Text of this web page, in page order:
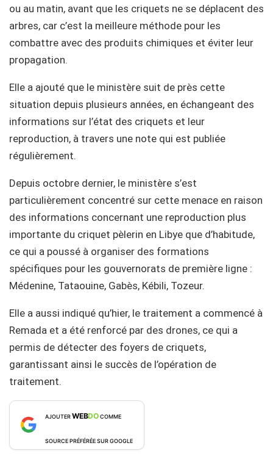
ou au matin, avant que les criquets ne se déplacent des
arbres, car c’est la meilleure méthode pour les
combattre avec des produits chimiques et éviter leur
propagation.
Elle a ajouté que le ministère suit de près cette
situation depuis plusieurs années, en échangeant des
informations sur l’état des criquets et leur
reproduction, à travers une note qui est publiée
régulièrement.
Depuis octobre dernier, le ministère s’est
particulièrement concentré sur cette menace en raison
des informations concernant une reproduction plus
importante du criquet pèlerin en Libye que d’habitude,
ce qui a poussé à organiser des formations
spécifiques pour les gouvernorats de première ligne :
Médenine, Tataouine, Gabès, Kébili, Tozeur.
Elle a aussi indiqué qu’hier, le traitement a commencé à
Remada et a été renforcé par des drones, ce qui a
permis de détecter des foyers de criquets,
garantissant ainsi le succès de l’opération de
traitement.
AJOUTERWEBDOCOMME
SOURCE PRÉFÉRÉE SUR GOOGLE